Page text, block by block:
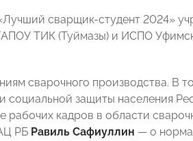
сварщик-студент 2024»
ТИК (Туймазы) и ИСПО
сварочного производства. В
социальной защиты населения
рабочих кадров в области
РБ Равиль Сафиуллин — о